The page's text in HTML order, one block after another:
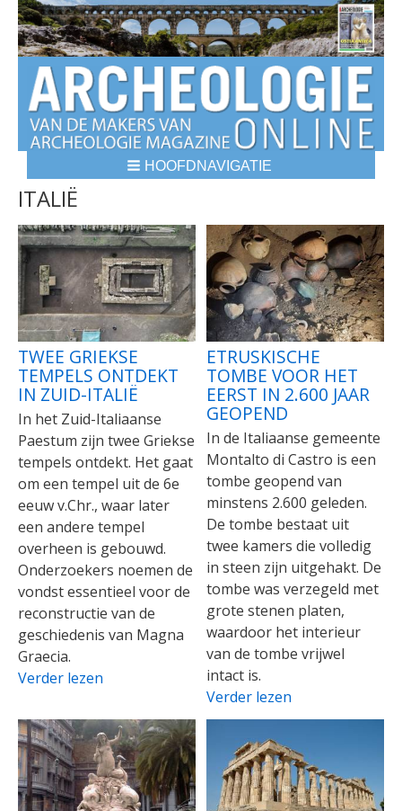
HOOFDNAVIGATIE
BREADCRUMBS
ITALIË
TWEE GRIEKSE
TEMPELS ONTDEKT
IN ZUID-ITALIË
In het Zuid-Italiaanse
Paestum zijn twee Griekse
tempels ontdekt. Het gaat
om een tempel uit de 6e
eeuw v.Chr., waar later
een andere tempel
overheen is gebouwd.
Onderzoekers noemen de
vondst essentieel voor de
reconstructie van de
geschiedenis van Magna
Graecia.
Verder lezen
ETRUSKISCHE
TOMBE VOOR HET
EERST IN 2.600 JAAR
GEOPEND
In de Italiaanse gemeente
Montalto di Castro is een
tombe geopend van
minstens 2.600 geleden.
De tombe bestaat uit
twee kamers die volledig
in steen zijn uitgehakt. De
tombe was verzegeld met
grote stenen platen,
waardoor het interieur
van de tombe vrijwel
intact is.
Verder lezen